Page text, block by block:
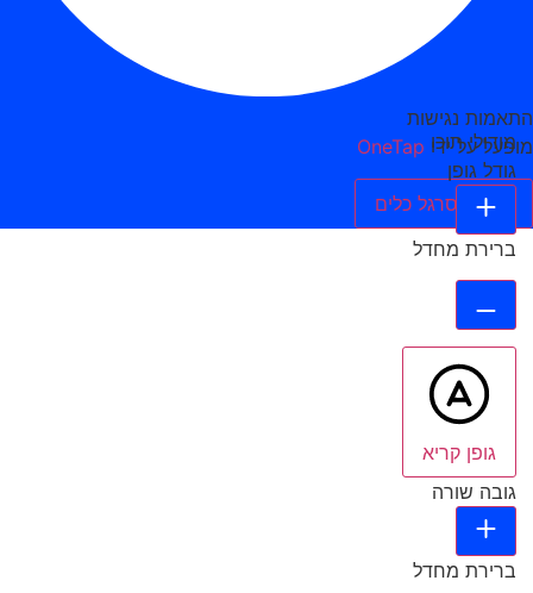
התאמות נגישות
מופעל על ידי OneTap
הסתר סרגל כלים
מודולי תוכן
גודל גופן
ברירת מחדל
גופן קריא
גובה שורה
ברירת מחדל